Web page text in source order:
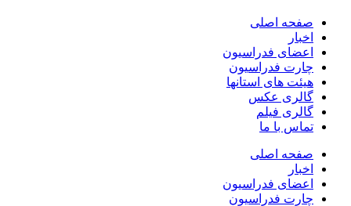
صفحه اصلی
اخبار
اعضای فدراسیون
چارت فدراسیون
هیئت های استانها
گالری عکس
گالری فیلم
تماس با ما
صفحه اصلی
اخبار
اعضای فدراسیون
چارت فدراسیون